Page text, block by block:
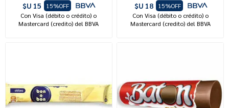
$U 15
15%OFF
Con Visa (débito o crédito) o
Mastercard (credito) del BBVA
$U 18
15%OFF
Con Visa (débito o crédito) o
Mastercard (credito) del BBVA